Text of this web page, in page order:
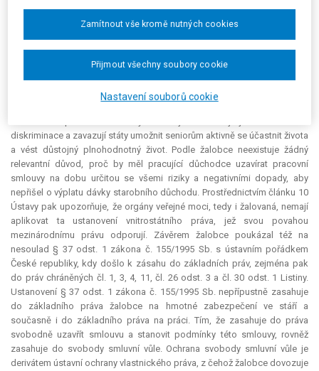
společenství, povinna dotčené ustanovení zákona neaplikovat.
Nesoulad a rozpor § 37 odst. 1 zákona č. 155/1995 Sb. shledal žalobce i
smlouvách, jež jsou součástí vnitrostátního právního řádu. Konkrétně
odkázal na Dodatkový protokol k Evropské sociální chartě, vyhlášený
sdělením Ministerstva zahraničních věcí č. 15/2000 Sb. m. s., Úmluvu o
diskriminaci, publikovanou pod č. 465/1990 Sb., a na některé další
diskriminace a zavazují státy umožnit seniorům aktivně se účastnit života
a vést důstojný plnohodnotný život. Podle žalobce neexistuje žádný
relevantní důvod, proč by měl pracující důchodce uzavírat pracovní
smlouvy na dobu určitou se všemi riziky a negativními dopady, aby
nepřišel o výplatu dávky starobního důchodu. Prostřednictvím článku 10
Ústavy pak upozorňuje, že orgány veřejné moci, tedy i žalovaná, nemají
aplikovat ta ustanovení vnitrostátního práva, jež svou povahou
mezinárodnímu právu odporují. Závěrem žalobce poukázal též na
nesoulad § 37 odst. 1 zákona č. 155/1995 Sb. s ústavním pořádkem
České republiky, kdy došlo k zásahu do základních práv, zejména pak
do práv chráněných čl. 1, 3, 4, 11, čl. 26 odst. 3 a čl. 30 odst. 1 Listiny.
Ustanovení § 37 odst. 1 zákona č. 155/1995 Sb. nepřípustně zasahuje
do základního práva žalobce na hmotné zabezpečení ve stáří a
současně i do základního práva na práci. Tím, že zasahuje do práva
svobodně uzavřít smlouvu a stanovit podmínky této smlouvy, rovněž
zasahuje do svobody smluvní vůle. Ochrana svobody smluvní vůle je
derivátem ústavní ochrany vlastnického práva, z čehož žalobce dovozuje
Nastavení souborů cookie
Zamítnout vše kromě nutných cookies
Přijmout všechny soubory cookie